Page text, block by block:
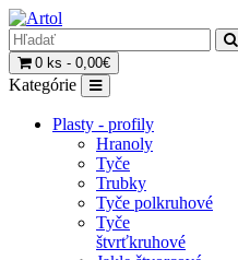
0 ks - 0,00€
Kategórie
Plasty - profily
Hranoly
Tyče
Trubky
Tyče polkruhové
Tyče
štvrťkruhové